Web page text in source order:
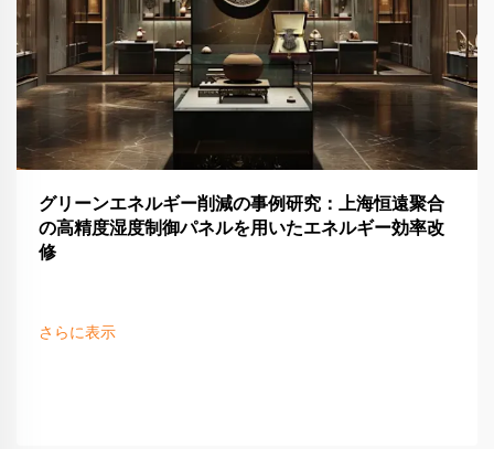
グリーンエネルギー削減の事例研究：上海恒遠聚合
の高精度湿度制御パネルを用いたエネルギー効率改
修
さらに表示